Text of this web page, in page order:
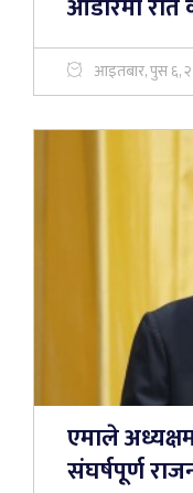
ओडारमा रात
आइतबार, पुस ६,
एमाले
संघर्षपूर्ण